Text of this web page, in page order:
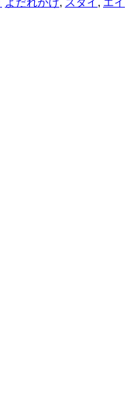
よだれかけ, スタイ , エイ